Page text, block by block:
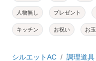
人物無し プレゼント
キッチン お祝い お玉
シルエットAC 調理道具